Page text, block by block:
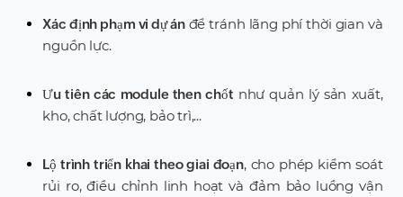
Xác định phạm vi dự ánđể tránh lãng phí thời gian và
nguồn lực.
Ưu tiên các module then chốt như quản lý sản xuất,
kho, chất lượng, bảo trì,...
Lộ trình triển khai theo giai đoạn, cho phép kiểm soát
rủi ro, điều chỉnh linh hoạt và đảm bảo luồng vận